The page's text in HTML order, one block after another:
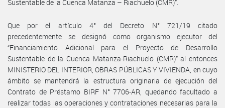
Sustentable de la Cuenca Matanza – Riachuelo (CMR)”.
Que por el artículo 4° del Decreto N° 721/19 citado
precedentemente se designó como organismo ejecutor del
“Financiamiento Adicional para el Proyecto de Desarrollo
Sustentable de la Cuenca Matanza-Riachuelo (CMR)” al entonces
MINISTERIO DEL INTERIOR, OBRAS PÚBLICAS Y VIVIENDA, en cuyo
ámbito se mantendrá la estructura originaria de ejecución del
Contrato de Préstamo BIRF N° 7706-AR, quedando facultado a
realizar todas las operaciones y contrataciones necesarias para la